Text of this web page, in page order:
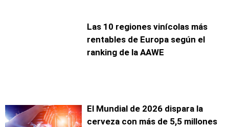
Las 10 regiones vinícolas más
rentables de Europa según el
ranking de la AAWE
El Mundial de 2026 dispara la
cerveza con más de 5,5 millones